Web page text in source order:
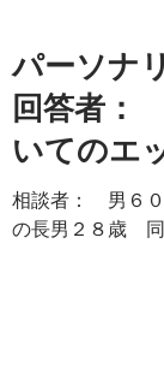
パーソナ
回答者：
いてのエ
相談者： 男６
の長男２８歳